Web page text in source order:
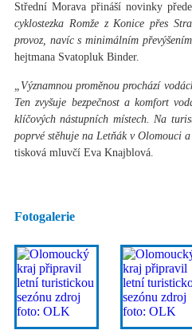
Střední Morava přináší novinky
cyklostezka Romže z Konice přes
provoz, navíc s minimálním
hejtmana Svatopluk Binder.
„Významnou proměnou prochází
Ten zvyšuje bezpečnost a komfort
klíčových nástupních místech. Na
poprvé stěhuje na Letňák v Olomouci
tisková mluvčí Eva Knajblová.
Fotogalerie